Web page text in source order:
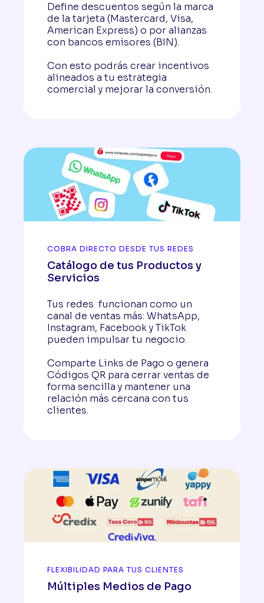
Define descuentos según la marca
de la tarjeta (Mastercard, Visa,
American Express) o por alianzas
con bancos emisores (BIN).
Con esto podrás crear incentivos
alineados a tu estrategia
comercial y mejorar la conversión.
COBRA DIRECTO DESDE TUS REDES
Catálogo de tus Productos y
Servicios
Tus redes funcionan como un
canal de ventas más: WhatsApp,
Instagram, Facebook y TikTok
pueden impulsar tu negocio.
Comparte Links de Pago o genera
Códigos QR para cerrar ventas de
forma sencilla y mantener una
relación más cercana con tus
clientes.
FLEXIBILIDAD PARA TUS CLIENTES
Múltiples Medios de Pago